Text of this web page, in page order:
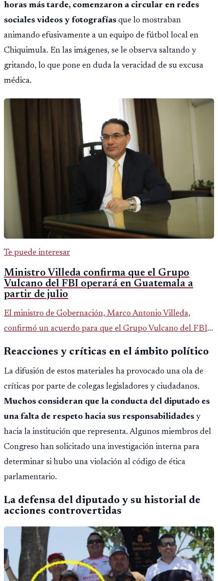
horas más tarde, comenzaron a circular en redes
sociales videos y fotografías que lo mostraban
animando efusivamente a un equipo de fútbol local en
Chiquimula. En las imágenes, se le observa saltando y
gritando, lo que pone en duda la veracidad de su excusa
médica.
Te puede interesar
Ministro Villeda confirma que el Grupo
Vulcano del FBI operará en Guatemala a
partir de julio
El ministro de Gobernación, Marco Antonio Villeda,
confirmó un acuerdo para que el Grupo Vulcano del FBI
fallido con la administración anterior del Ministerio
Público.
Reacciones y críticas en el ámbito político
La difusión de estos materiales ha provocado una ola de
críticas por parte de colegas legisladores y ciudadanos.
Muchos consideran que la conducta del diputado es
una falta de respeto hacia sus responsabilidades y
hacia la institución que representa. Algunos miembros del
Congreso han solicitado una investigación interna para
determinar si hubo una violación al código de ética
parlamentario.
La defensa del diputado y su historial de
acciones controvertidas